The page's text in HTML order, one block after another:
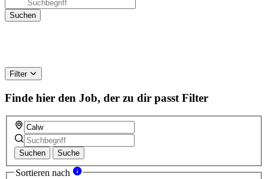
Filter
Finde hier den Job, der zu dir passt Filter
Suchen Suche
Sortieren nach